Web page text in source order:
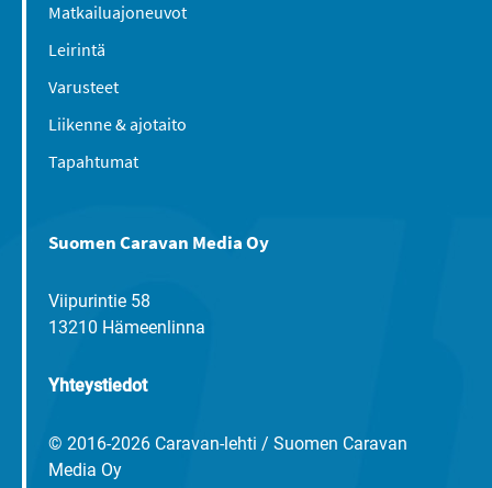
Matkailuajoneuvot
Leirintä
Varusteet
Liikenne & ajotaito
Tapahtumat
Suomen Caravan Media Oy
Viipurintie 58
13210 Hämeenlinna
Yhteystiedot
© 2016-2026 Caravan-lehti / Suomen Caravan
Media Oy